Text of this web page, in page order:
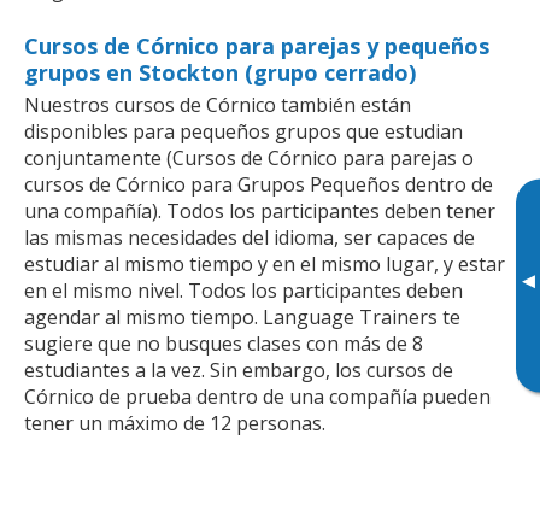
▸
Cursos de Córnico para parejas y pequeños
grupos en Stockton (grupo cerrado)
Nuestros cursos de Córnico también están
disponibles para pequeños grupos que estudian
conjuntamente (Cursos de Córnico para parejas o
cursos de Córnico para Grupos Pequeños dentro de
una compañía). Todos los participantes deben tener
las mismas necesidades del idioma, ser capaces de
estudiar al mismo tiempo y en el mismo lugar, y estar
en el mismo nivel. Todos los participantes deben
agendar al mismo tiempo. Language Trainers te
sugiere que no busques clases con más de 8
estudiantes a la vez. Sin embargo, los cursos de
Córnico de prueba dentro de una compañía pueden
tener un máximo de 12 personas.